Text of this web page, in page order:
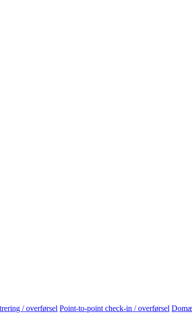
/ overførsel Point-to-point check-in / overførsel